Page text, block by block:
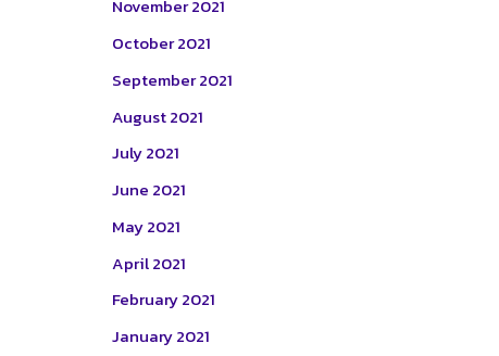
November 2021
October 2021
September 2021
August 2021
July 2021
June 2021
May 2021
April 2021
February 2021
January 2021